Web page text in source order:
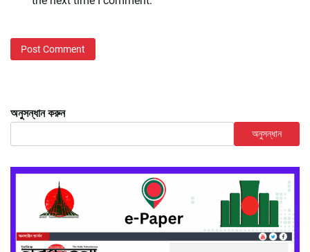
অনুসন্ধান করুন
অনুসন্ধান